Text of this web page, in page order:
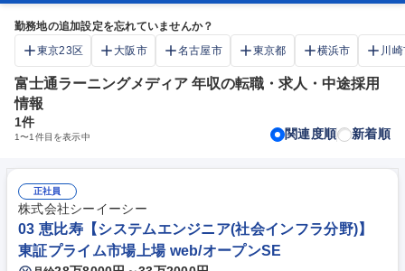
勤務地の追加設定を忘れていませんか？
東京23区
大阪市 名古屋市 東京都 横浜市 川
富士通ラーニングメディア 年収の転職・求人・中途採用
情報
1件
1〜1 件目を表示中 関連度順 新着順
正社員
株式会社シーイーシー
03 恵比寿【システムエンジニア(社会インフラ分野)】
東証プライム市場上場 web/オープンSE